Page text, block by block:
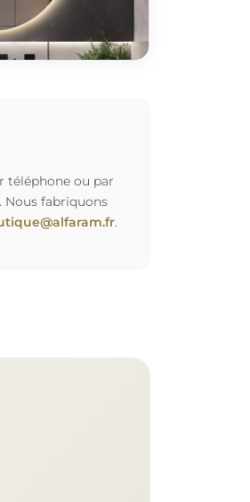
téléphone ou par
. Nous fabriquons
.